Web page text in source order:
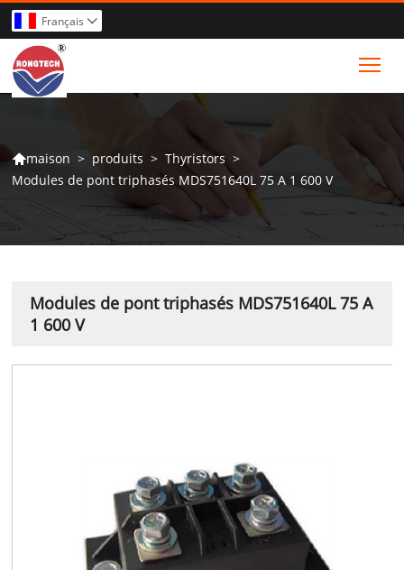
Français 
maison > produits > Thyristors >
Modules de pont triphasés MDS751640L 75 A 1 600 V
Modules de pont triphasés MDS751640L 75 A
1 600 V